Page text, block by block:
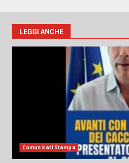
LEGGI ANCHE
Comunicati Stampa